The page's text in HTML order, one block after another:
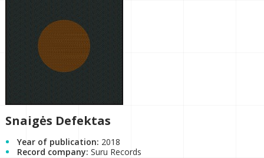
Snaigės Defektas
Year of publication: 2018
Record company: Suru Records